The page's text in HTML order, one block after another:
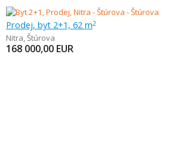
Prodej, byt 2+1, 62 m2
Nitra,Štúrova
168 000,00 EUR